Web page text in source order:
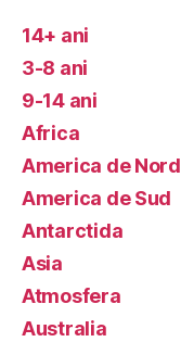
14+ ani
3-8 ani
9-14 ani
Africa
America de Nord
America de Sud
Antarctida
Asia
Atmosfera
Australia